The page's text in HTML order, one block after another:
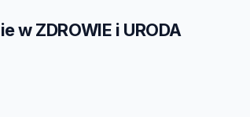
w ZDROWIE i URODA